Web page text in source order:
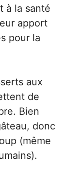
à la santé
apport
pour la
aux
de
Bien
donc
(même